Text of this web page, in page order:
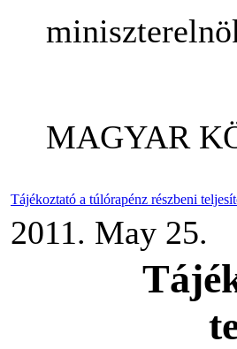
MAGYAR
Tájékoztató a túlórapénz részbeni
2011. May 25.